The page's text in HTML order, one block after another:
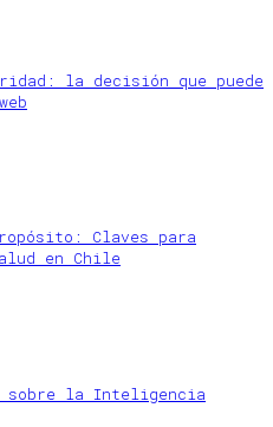
la decisión que puede
Claves para
en Chile
sobre la Inteligencia